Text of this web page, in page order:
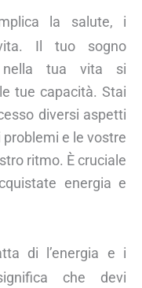
la salute, i
Il tuo sogno
nella tua vita si
tue capacità. Stai
diversi aspetti
e le vostre
ritmo. È cruciale
energia e
di l’energia e i
che devi